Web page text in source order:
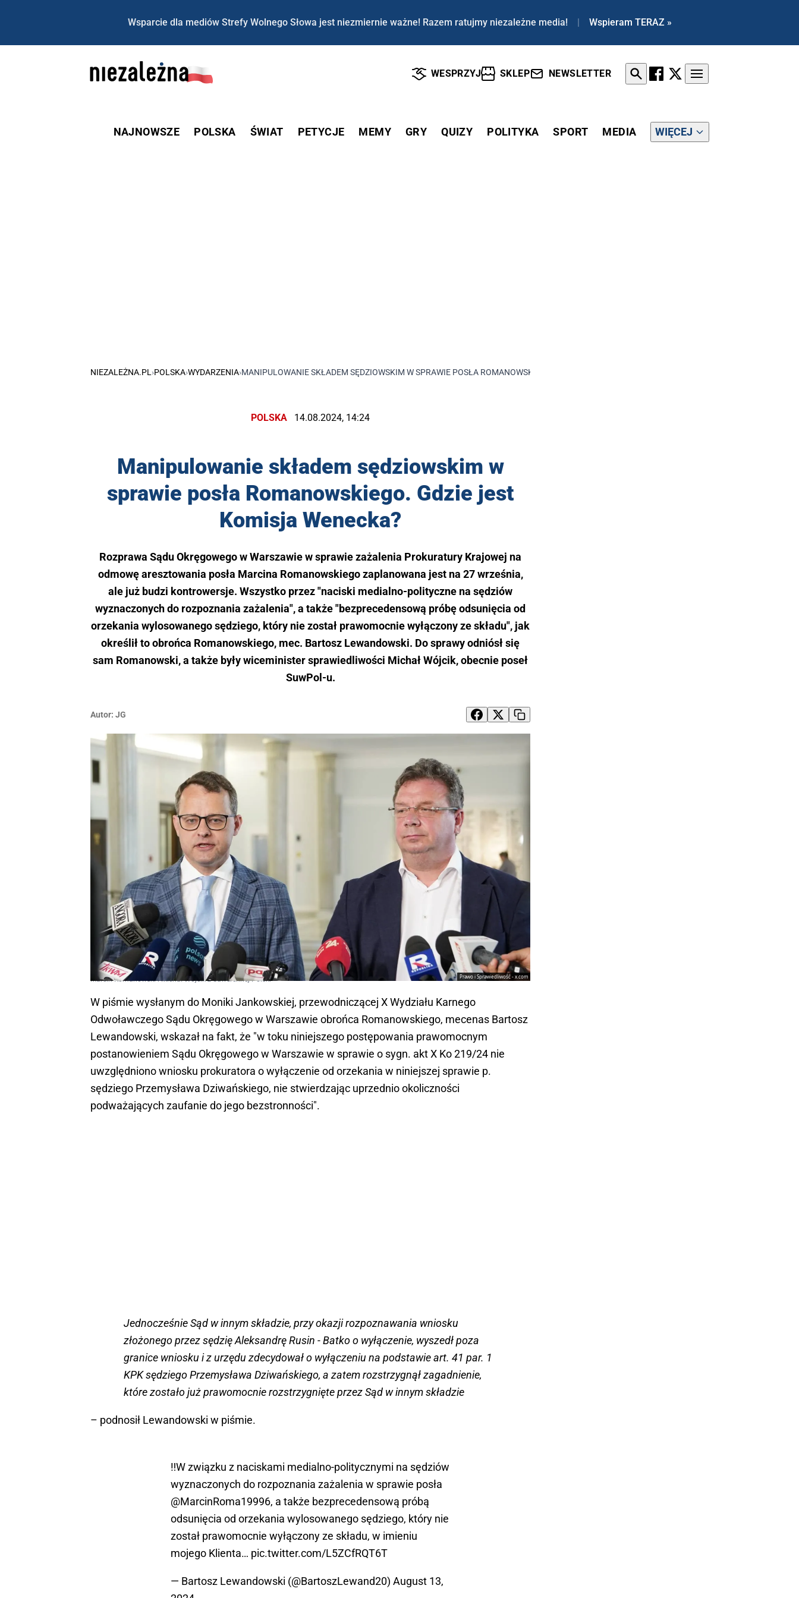
Wsparcie dla mediów Strefy Wolnego Słowa jest niezmiernie ważne! Razem ratujmy niezależne media! | Wspieram TERAZ »
WESPRZYJ SKLEP NEWSLETTER
NAJNOWSZE POLSKA ŚWIAT PETYCJE MEMY GRY QUIZY POLITYKA SPORT MEDIA WIĘCEJ
NIEZALEŻNA.PL ›POLSKA›WYDARZENIA›MANIPULOWANIE SKŁADEM SĘDZIOWSKIM W SPRAWIE POSŁA ROMANOWSKIEGO. GDZIE JEST KOMISJA WENECKA?
POLSKA 14.08.2024, 14:24
Manipulowanie składem sędziowskim w
sprawie posła Romanowskiego. Gdzie jest
Komisja Wenecka?
Rozprawa Sądu Okręgowego w Warszawie w sprawie zażalenia Prokuratury Krajowej na
odmowę aresztowania posła Marcina Romanowskiego zaplanowana jest na 27 września,
ale już budzi kontrowersje. Wszystko przez "naciski medialno-polityczne na sędziów
wyznaczonych do rozpoznania zażalenia", a także "bezprecedensową próbę odsunięcia od
orzekania wylosowanego sędziego, który nie został prawomocnie wyłączony ze składu", jak
określił to obrońca Romanowskiego, mec. Bartosz Lewandowski. Do sprawy odniósł się
sam Romanowski, a także były wiceminister sprawiedliwości Michał Wójcik, obecnie poseł
SuwPol-u.
Autor: JG
Prawo i Sprawiedliwość - x.com
Marcin Romanowski i Michał Wójcik z Suwerennej Polski
W piśmie wysłanym do Moniki Jankowskiej, przewodniczącej X Wydziału Karnego
Odwoławczego Sądu Okręgowego w Warszawie obrońca Romanowskiego, mecenas Bartosz
Lewandowski, wskazał na fakt, że "w toku niniejszego postępowania prawomocnym
postanowieniem Sądu Okręgowego w Warszawie w sprawie o sygn. akt X Ko 219/24 nie
uwzględniono wniosku prokuratora o wyłączenie od orzekania w niniejszej sprawie p.
sędziego Przemysława Dziwańskiego, nie stwierdzając uprzednio okoliczności
podważających zaufanie do jego bezstronności".
Jednocześnie Sąd w innym składzie, przy okazji rozpoznawania wniosku
złożonego przez sędzię Aleksandrę Rusin - Batko o wyłączenie, wyszedł poza
granice wniosku i z urzędu zdecydował o wyłączeniu na podstawie art. 41 par. 1
KPK sędziego Przemysława Dziwańskiego, a zatem rozstrzygnął zagadnienie,
które zostało już prawomocnie rozstrzygnięte przez Sąd w innym składzie
– podnosił Lewandowski w piśmie.
‼️W związku z naciskami medialno-politycznymi na sędziów
wyznaczonych do rozpoznania zażalenia w sprawie posła
@MarcinRoma19996, a także bezprecedensową próbą
odsunięcia od orzekania wylosowanego sędziego, który nie
został prawomocnie wyłączony ze składu, w imieniu
mojego Klienta… pic.twitter.com/L5ZCfRQT6T
— Bartosz Lewandowski (@BartoszLewand20) August 13,